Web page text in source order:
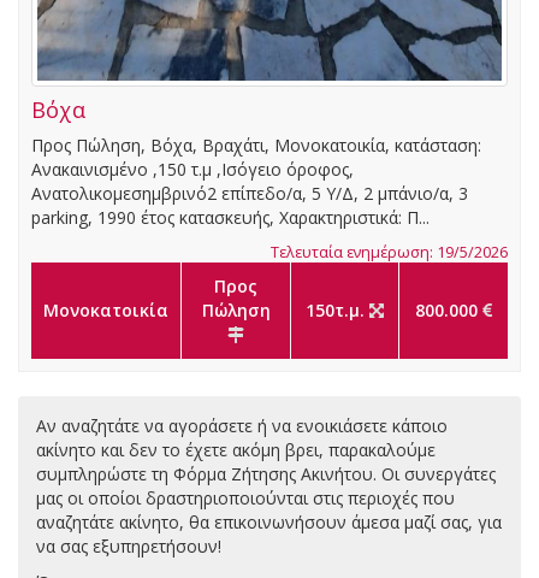
Βόχα
Προς Πώληση, Βόχα, Βραχάτι, Μονοκατοικία, κατάσταση:
Ανακαινισμένο ,150 τ.μ ,Ισόγειο όροφος,
Ανατολικομεσημβρινό2 επίπεδο/α, 5 Υ/Δ, 2 μπάνιο/α, 3
parking, 1990 έτος κατασκευής, Χαρακτηριστικά: Π...
Τελευταία ενημέρωση: 19/5/2026
Μονοκατοικία
Προς
Πώληση
150τ.μ. 800.000
Αν αναζητάτε να αγοράσετε ή να ενοικιάσετε κάποιο
ακίνητο και δεν το έχετε ακόμη βρει, παρακαλούμε
συμπληρώστε τη Φόρμα Ζήτησης Ακινήτου. Οι συνεργάτες
μας οι οποίοι δραστηριοποιούνται στις περιοχές που
αναζητάτε ακίνητο, θα επικοινωνήσουν άμεσα μαζί σας, για
να σας εξυπηρετήσουν!